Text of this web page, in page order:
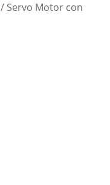
/ Servo Motor con